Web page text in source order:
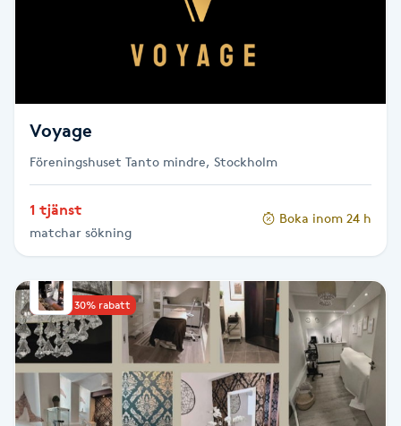
Hyperhidros
Hårbottenbehandling
Hårförlängning
Hårvård
Voyage
Föreningshuset Tanto mindre, Stockholm
1 tjänst
matchar sökning
Boka inom 24 h
Upp till 30% rabatt